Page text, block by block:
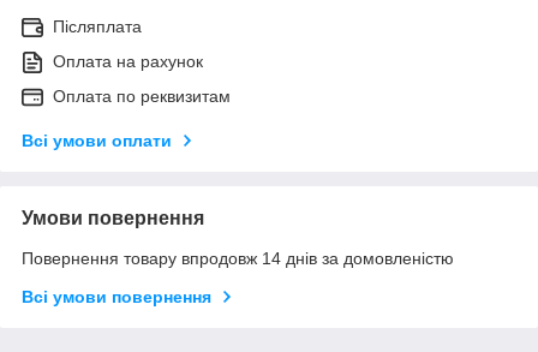
Післяплата
Оплата на рахунок
Оплата по реквизитам
Всі умови оплати
Умови повернення
Повернення товару впродовж 14 днів за домовленістю
Всі умови повернення